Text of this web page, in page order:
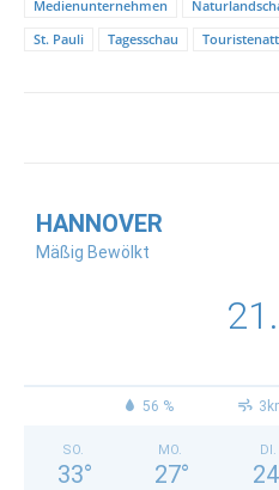
Medienunternehmen
St. Pauli
Tagesschau
HANNOVER
Mäßig Bewölkt
56 %
SO.
33°
MO.
27°
DI.
24